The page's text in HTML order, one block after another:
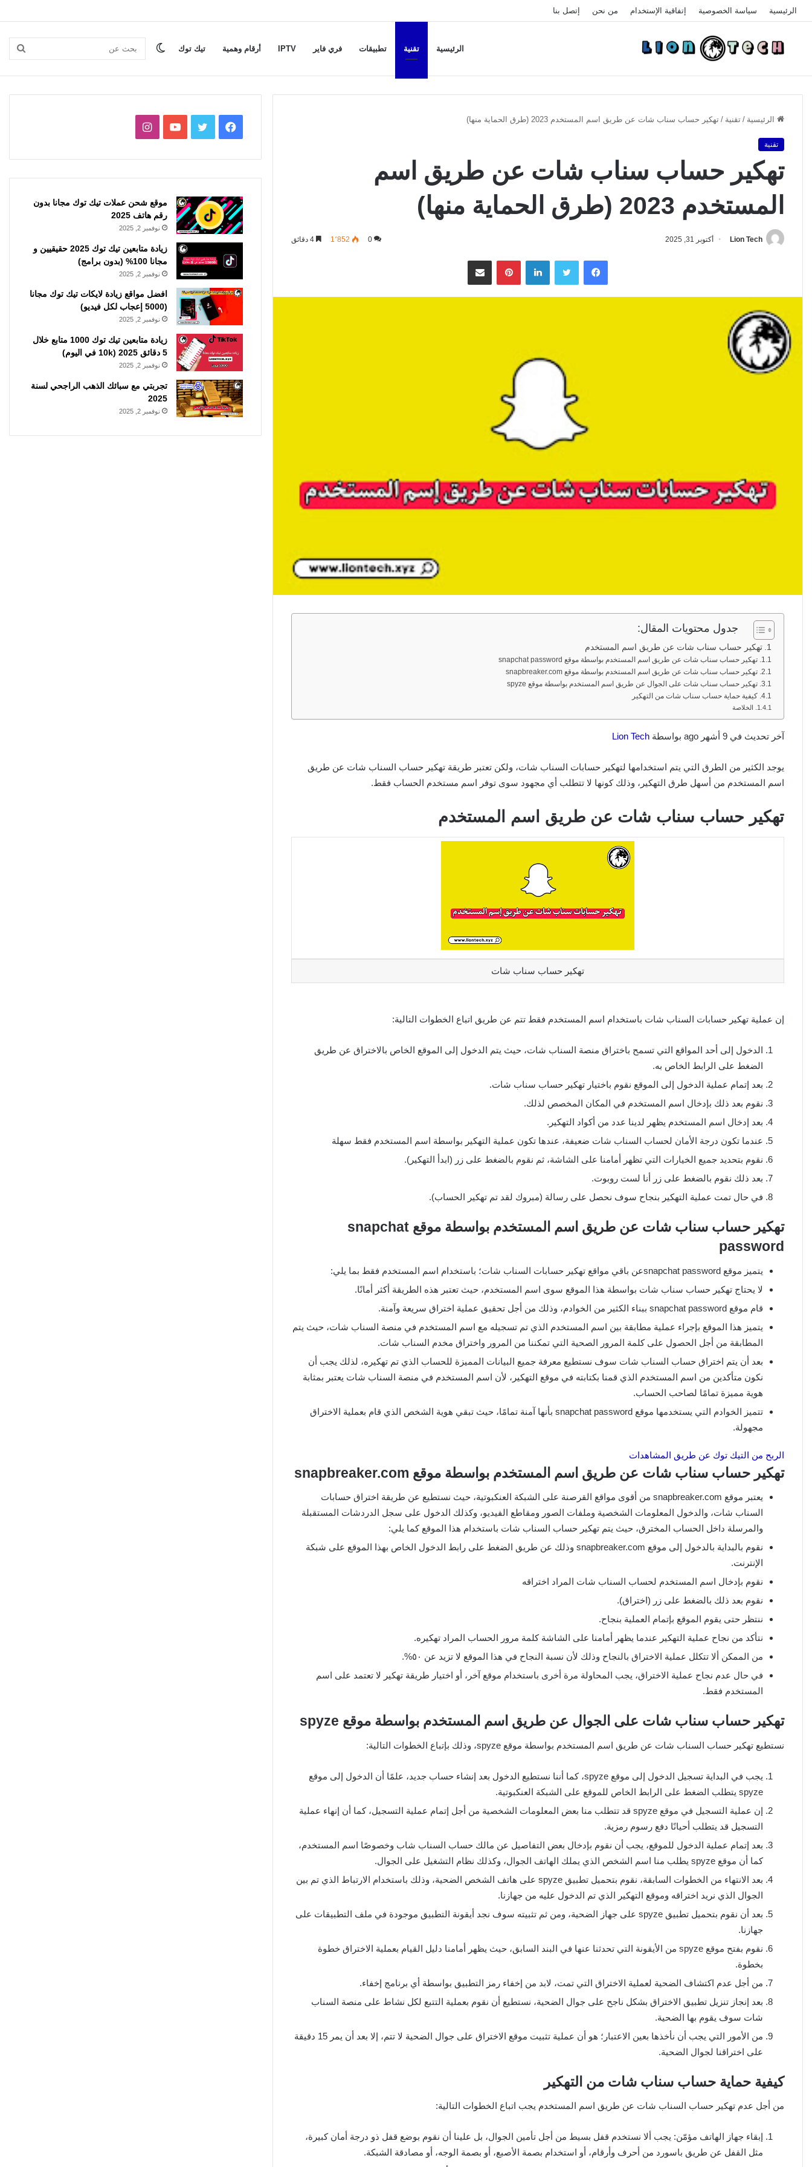
الرئيسية سياسة الخصوصية إتفاقية الإستخدام من نحن إتصل بنا
الرئيسية تقنية تطبيقات فري فاير IPTV أرقام وهمية تيك توك بحث الوضع
الرئيسية / تقنية / تهكير حساب سناب شات عن طريق اسم المستخدم 2023 (طرق الحماية منها)
تقنية
تهكير حساب سناب شات عن طريق اسم
المستخدم 2023 (طرق الحماية منها)
Lion Tech أكتوبر 31, 2025 0 1٬852
فيسبوك تويتر لينكدإن بينتيريستمشاركة عبر البريد
جدول محتويات المقال:
تهكير حساب سناب شات عن طريق اسم المستخدم
تهكير حساب سناب شات عن طريق اسم المستخدم بواسطة موقع snapchat password
تهكير حساب سناب شات عن طريق اسم المستخدم بواسطة موقع snapbreaker.com
تهكير حساب سناب شات على الجوال عن طريق اسم المستخدم بواسطة موقع spyze
كيفية حماية حساب سناب شات من التهكير
الخلاصة
آخر تحديث في 9 أشهر ago بواسطة Lion Tech
يوجد الكثير من الطرق التي يتم استخدامها لتهكير حسابات السناب شات، ولكن تعتبر طريقة تهكير حساب السناب شات عن طريق
اسم المستخدم من أسهل طرق التهكير، وذلك كونها لا تتطلب أي مجهود سوى توفر اسم مستخدم الحساب فقط.
تهكير حساب سناب شات عن طريق اسم المستخدم
تهكير حساب سناب شات
إن عملية تهكير حسابات السناب شات باستخدام اسم المستخدم فقط تتم عن طريق اتباع الخطوات التالية:
الدخول إلى أحد المواقع التي تسمح باختراق منصة السناب شات، حيث يتم الدخول إلى الموقع الخاص بالاختراق عن طريق
الضغط على الرابط الخاص به.
بعد إتمام عملية الدخول إلى الموقع نقوم باختيار تهكير حساب سناب شات.
نقوم بعد ذلك بإدخال اسم المستخدم في المكان المخصص لذلك.
بعد إدخال اسم المستخدم يظهر لدينا عدد من أكواد التهكير.
عندما تكون درجة الأمان لحساب السناب شات ضعيفة، عندها تكون عملية التهكير بواسطة اسم المستخدم فقط سهلة
نقوم بتحديد جميع الخيارات التي تظهر أمامنا على الشاشة، ثم نقوم بالضغط على زر (ابدأ التهكير).
بعد ذلك نقوم بالضغط على زر أنا لست روبوت.
في حال تمت عملية التهكير بنجاح سوف نحصل على رسالة (مبروك لقد تم تهكير الحساب).
تهكير حساب سناب شات عن طريق اسم المستخدم بواسطة موقع snapchat
password
يتميز موقع snapchat passwordعن باقي مواقع تهكير حسابات السناب شات؛ باستخدام اسم المستخدم فقط بما يلي:
لا يحتاج تهكير حساب سناب شات بواسطة هذا الموقع سوى اسم المستخدم، حيث تعتبر هذه الطريقة أكثر أمانًا.
قام موقع snapchat password ببناء الكثير من الخوادم، وذلك من أجل تحقيق عملية اختراق سريعة وآمنة.
يتميز هذا الموقع بإجراء عملية مطابقة بين اسم المستخدم الذي تم تسجيله مع اسم المستخدم في منصة السناب شات، حيث يتم
المطابقة من أجل الحصول على كلمة المرور الصحية التي تمكننا من المرور واختراق مخدم السناب شات.
بعد أن يتم اختراق حساب السناب شات سوف نستطيع معرفة جميع البيانات المميزة للحساب الذي تم تهكيره، لذلك يجب أن
نكون متأكدين من اسم المستخدم الذي قمنا بكتابته في موقع التهكير، لأن اسم المستخدم في منصة السناب شات يعتبر بمثابة
هوية مميزة تمامًا لصاحب الحساب.
تتميز الخوادم التي يستخدمها موقع snapchat password بأنها آمنة تمامًا، حيث تبقي هوية الشخص الذي قام بعملية الاختراق
مجهولة.
الربح من التيك توك عن طريق المشاهدات
تهكير حساب سناب شات عن طريق اسم المستخدم بواسطة موقع snapbreaker.com
يعتبر موقع snapbreaker.com من أقوى مواقع القرصنة على الشبكة العنكبوتية، حيث نستطيع عن طريقة اختراق حسابات
السناب شات، والدخول المعلومات الشخصية وملفات الصور ومقاطع الفيديو، وكذلك الدخول على سجل الدردشات المستقبلة
والمرسلة داخل الحساب المخترق، حيث يتم تهكير حساب السناب شات باستخدام هذا الموقع كما يلي:
نقوم بالبداية بالدخول إلى موقع snapbreaker.com وذلك عن طريق الضغط على رابط الدخول الخاص بهذا الموقع على شبكة
الإنترنت.
نقوم بإدخال اسم المستخدم لحساب السناب شات المراد اختراقه
نقوم بعد ذلك بالضغط على زر (اختراق).
ننتظر حتى يقوم الموقع بإتمام العملية بنجاح.
نتأكد من نجاح عملية التهكير عندما يظهر أمامنا على الشاشة كلمة مرور الحساب المراد تهكيره.
من الممكن ألا تتكلل عملية الاختراق بالنجاح وذلك لأن نسبة النجاح في هذا الموقع لا تزيد عن ٥٠%.
في حال عدم نجاح عملية الاختراق، يجب المحاولة مرة أخرى باستخدام موقع آخر، أو اختيار طريقة تهكير لا تعتمد على اسم
المستخدم فقط.
تهكير حساب سناب شات على الجوال عن طريق اسم المستخدم بواسطة موقع spyze
نستطيع تهكير حساب السناب شات عن طريق اسم المستخدم بواسطة موقع spyze، وذلك بإتباع الخطوات التالية:
يجب في البداية تسجيل الدخول إلى موقع spyze، كما أننا نستطيع الدخول بعد إنشاء حساب جديد، علمًا أن الدخول إلى موقع
spyze يتطلب الضغط على الرابط الخاص للموقع على الشبكة العنكبوتية.
إن عملية التسجيل في موقع spyze قد تتطلب منا بعض المعلومات الشخصية من أجل إتمام عملية التسجيل، كما أن إنهاء عملية
التسجيل قد يتطلب أحيانًا دفع رسوم رمزية.
بعد إتمام عملية الدخول للموقع، يجب أن نقوم بإدخال بعض التفاصيل عن مالك حساب السناب شاب وخصوصًا اسم المستخدم،
كما أن موقع spyze يطلب منا اسم الشخص الذي يملك الهاتف الجوال، وكذلك نظام التشغيل على الجوال.
بعد الانتهاء من الخطوات السابقة، نقوم بتحميل تطبيق spyze على هاتف الشخص الضحية، وذلك باستخدام الارتباط الذي تم بين
الجوال الذي نريد اختراقه وموقع التهكير الذي تم الدخول عليه من جهازنا.
بعد أن نقوم بتحميل تطبيق spyze على جهاز الضحية، ومن ثم تثبيته سوف نجد أيقونة التطبيق موجودة في ملف التطبيقات على
جهازنا.
نقوم بفتح موقع spyze من الأيقونة التي تحدثنا عنها في البند السابق، حيث يظهر أمامنا دليل القيام بعملية الاختراق خطوة
بخطوة.
من أجل عدم اكتشاف الضحية لعملية الاختراق التي تمت، لابد من إخفاء رمز التطبيق بواسطة أي برنامج إخفاء.
بعد إنجاز تنزيل تطبيق الاختراق بشكل ناجح على جوال الضحية، نستطيع أن نقوم بعملية التتبع لكل نشاط على منصة السناب
شات سوف يقوم بها الضحية.
من الأمور التي يجب أن نأخذها بعين الاعتبار؛ هو أن عملية تثبيت موقع الاختراق على جوال الضحية لا تتم، إلا بعد أن يمر 15 دقيقة
على اختراقنا لجوال الضحية.
كيفية حماية حساب سناب شات من التهكير
من أجل عدم تهكير حساب السناب شات عن طريق اسم المستخدم يجب اتباع الخطوات التالية:
إبقاء جهاز الهاتف مؤمّن: يجب ألا نستخدم قفل بسيط من أجل تأمين الجوال، بل علينا أن نقوم بوضع قفل ذو درجة أمان كبيرة،
مثل القفل عن طريق باسورد من أحرف وأرقام، أو استخدام بصمة الأصبع، أو بصمة الوجه، أو مصادقة الشبكة.
فيسبوكتويتر يوتيوبانستقرام
موقع شحن عملات تيك توك مجانا بدون
رقم هاتف 2025
نوفمبر 2, 2025
زيادة متابعين تيك توك 2025 حقيقيين و
مجانا 100% (بدون برامج)
نوفمبر 2, 2025
افضل مواقع زيادة لايكات تيك توك مجانا
(5000 إعجاب لكل فيديو)
نوفمبر 2, 2025
زيادة متابعين تيك توك 1000 متابع خلال
5 دقائق 2025 (10k في اليوم)
نوفمبر 2, 2025
تجربتي مع سبائك الذهب الراجحي لسنة
2025
نوفمبر 2, 2025